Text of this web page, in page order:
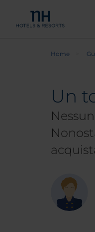
Home
Un